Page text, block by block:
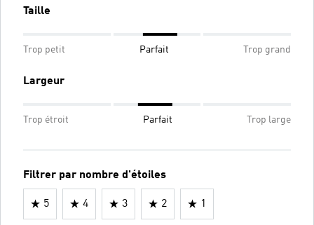
Taille
Trop petit Parfait Trop grand
Largeur
Trop étroit Parfait Trop large
Filtrer par nombre d'étoiles
5 4 3 2 1